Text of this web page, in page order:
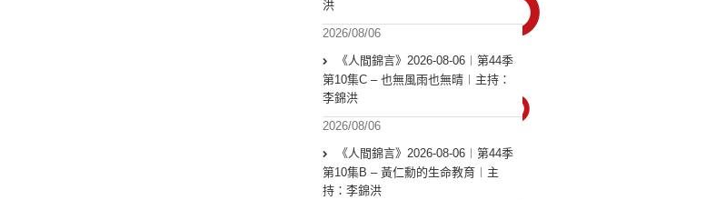
洪
2026/08/06
《人間錦言》2026-08-06︱第44季
第10集C – 也無風雨也無晴︱主持：
李錦洪
2026/08/06
《人間錦言》2026-08-06︱第44季
第10集B – 黃仁勳的生命教育︱主
持：李錦洪